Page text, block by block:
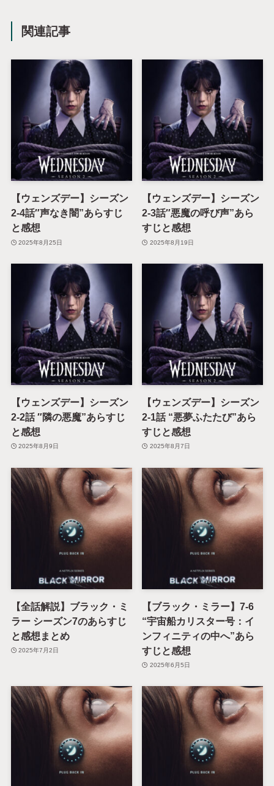
関連記事
【ウェンズデー】シーズン
2-4話″声なき闇”あらすじ
と感想
2025年8月25日
【ウェンズデー】シーズン
2-3話″悪魔の呼び声”あら
すじと感想
2025年8月19日
【ウェンズデー】シーズン
2-2話 ″隣の悪魔”あらすじ
と感想
2025年8月9日
【ウェンズデー】シーズン
2-1話 “悪夢ふたたび”あら
すじと感想
2025年8月7日
【全話解説】ブラック・ミ
ラー シーズン7のあらすじ
と感想まとめ
2025年7月2日
【ブラック・ミラー】7-6
“宇宙船カリスター号：イ
ンフィニティの中へ”あら
すじと感想
2025年6月5日